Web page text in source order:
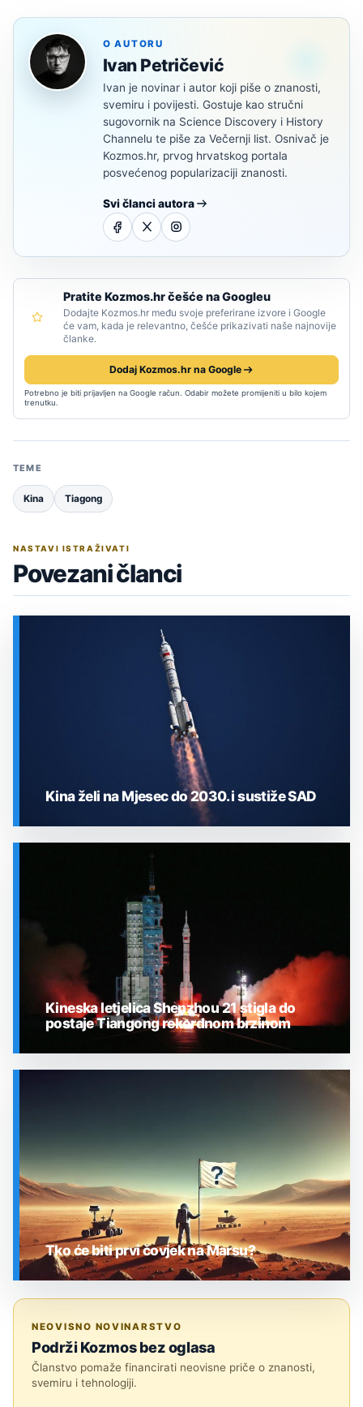
O AUTORU
Ivan Petričević
Ivan je novinar i autor koji piše o znanosti,
svemiru i povijesti. Gostuje kao stručni
sugovornik na Science Discovery i History
Channelu te piše za Večernji list. Osnivač je
Kozmos.hr, prvog hrvatskog portala
posvećenog popularizaciji znanosti.
Svi članci autora
Pratite Kozmos.hr češće na Googleu
Dodajte Kozmos.hr među svoje preferirane izvore i Google
će vam, kada je relevantno, češće prikazivati naše najnovije
članke.
Dodaj Kozmos.hr na Google
Potrebno je biti prijavljen na Google račun. Odabir možete promijeniti u bilo kojem
trenutku.
TEME
Kina Tiagong
NASTAVI ISTRAŽIVATI
Povezani članci
Kina želi na Mjesec do 2030. i sustiže SAD
Kineska letjelica Shenzhou 21 stigla do
postaje Tiangong rekordnom brzinom
Tko će biti prvi čovjek na Marsu?
NEOVISNO NOVINARSTVO
Podrži Kozmos bez oglasa
Članstvo pomaže financirati neovisne priče o znanosti,
svemiru i tehnologiji.